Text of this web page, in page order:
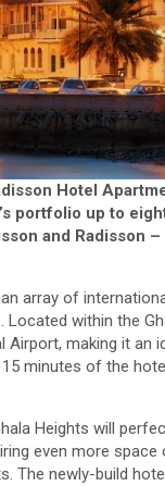
Hotel
portfolio up to
and Radisson
array of
within the
making it an
minutes of the
Heights will
even more space
The newly-build